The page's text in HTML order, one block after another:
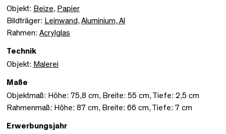
Objekt: Beize, Papier
Bildträger: Leinwand, Aluminium, Al
Rahmen: Acrylglas
Technik
Objekt: Malerei
Maße
Objektmaß: Höhe: 75,8 cm, Breite: 55 cm, Tiefe: 2,5 cm
Rahmenmaß: Höhe: 87 cm, Breite: 66 cm, Tiefe: 7 cm
Erwerbungsjahr